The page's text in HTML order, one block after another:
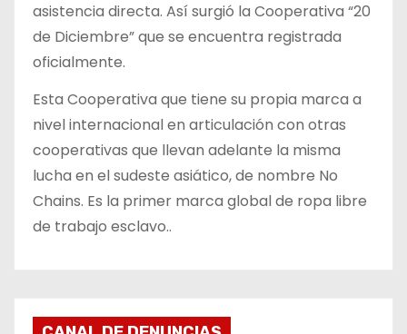
asistencia directa. Así surgió la Cooperativa “20
de Diciembre” que se encuentra registrada
oficialmente.
Esta Cooperativa que tiene su propia marca a
nivel internacional en articulación con otras
cooperativas que llevan adelante la misma
lucha en el sudeste asiático, de nombre No
Chains. Es la primer marca global de ropa libre
de trabajo esclavo..